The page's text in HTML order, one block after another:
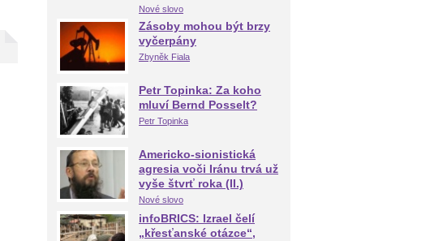
Nové slovo
Zásoby mohou být brzy
vyčerpány
Zbyněk Fiala
Petr Topinka: Za koho
mluví Bernd Posselt?
Petr Topinka
Americko-sionistická
agresia voči Iránu trvá už
vyše štvrť roka (II.)
Nové slovo
infoBRICS: Izrael čelí
„křesťanské otázce“,